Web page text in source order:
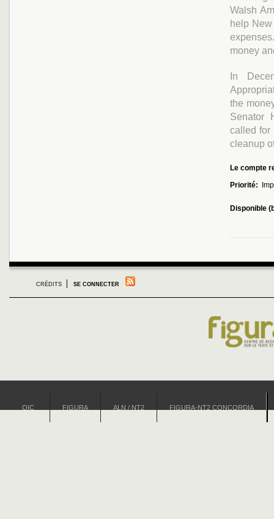
Walsh
help
money
In
the
Senator
called for
cleanup
Le compte
Priorité:
Disponible
CRÉDITS SE CONNECTER
OIC FIGURA ALN / NT2 FIGURA-NT2 CONCORDIA